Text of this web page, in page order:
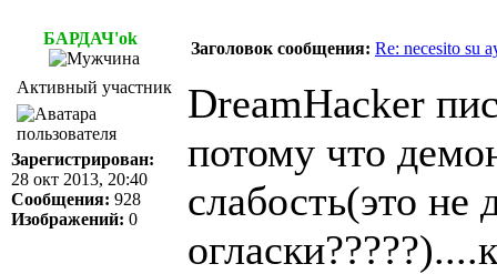
БАРДАЧ'ok
Заголовок сообщения: Re: necesito su
Активный участник
Зарегистрирован:
28 окт 2013, 20:40
Сообщения: 928
Изображений: 0
DreamHacker
потому что
слабость(это не